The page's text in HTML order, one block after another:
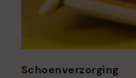
Schoenverzorging